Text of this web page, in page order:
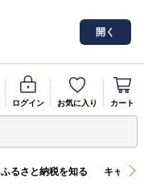
開く
ログイン お気に入り カート
ふるさと納税を知る キャン